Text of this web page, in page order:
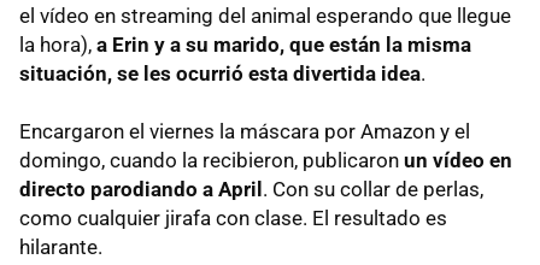
el vídeo en streaming del animal esperando que llegue
la hora), a Erin y a su marido, que están la misma
situación, se les ocurrió esta divertida idea.
Encargaron el viernes la máscara por Amazon y el
domingo, cuando la recibieron, publicaron un vídeo en
directo parodiando a April. Con su collar de perlas,
como cualquier jirafa con clase. El resultado es
hilarante.